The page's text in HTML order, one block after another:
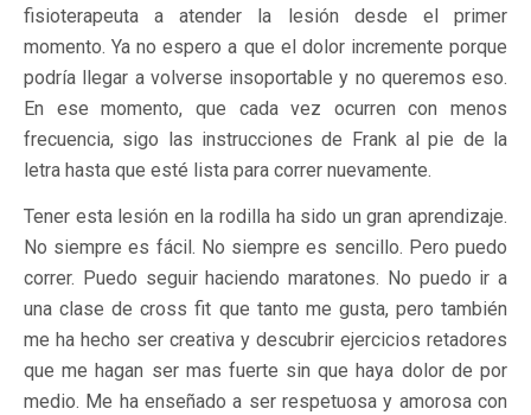
fisioterapeuta a atender la lesión desde el primer
momento. Ya no espero a que el dolor incremente porque
podría llegar a volverse insoportable y no queremos eso.
En ese momento, que cada vez ocurren con menos
frecuencia, sigo las instrucciones de Frank al pie de la
letra hasta que esté lista para correr nuevamente.
Tener esta lesión en la rodilla ha sido un gran aprendizaje.
No siempre es fácil. No siempre es sencillo. Pero puedo
correr. Puedo seguir haciendo maratones. No puedo ir a
una clase de cross fit que tanto me gusta, pero también
me ha hecho ser creativa y descubrir ejercicios retadores
que me hagan ser mas fuerte sin que haya dolor de por
medio. Me ha enseñado a ser respetuosa y amorosa con